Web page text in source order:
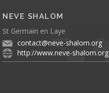
NEVE SHALOM
St Germain en Laye
contact@neve-shalom.org
http://www.neve-shalom.org